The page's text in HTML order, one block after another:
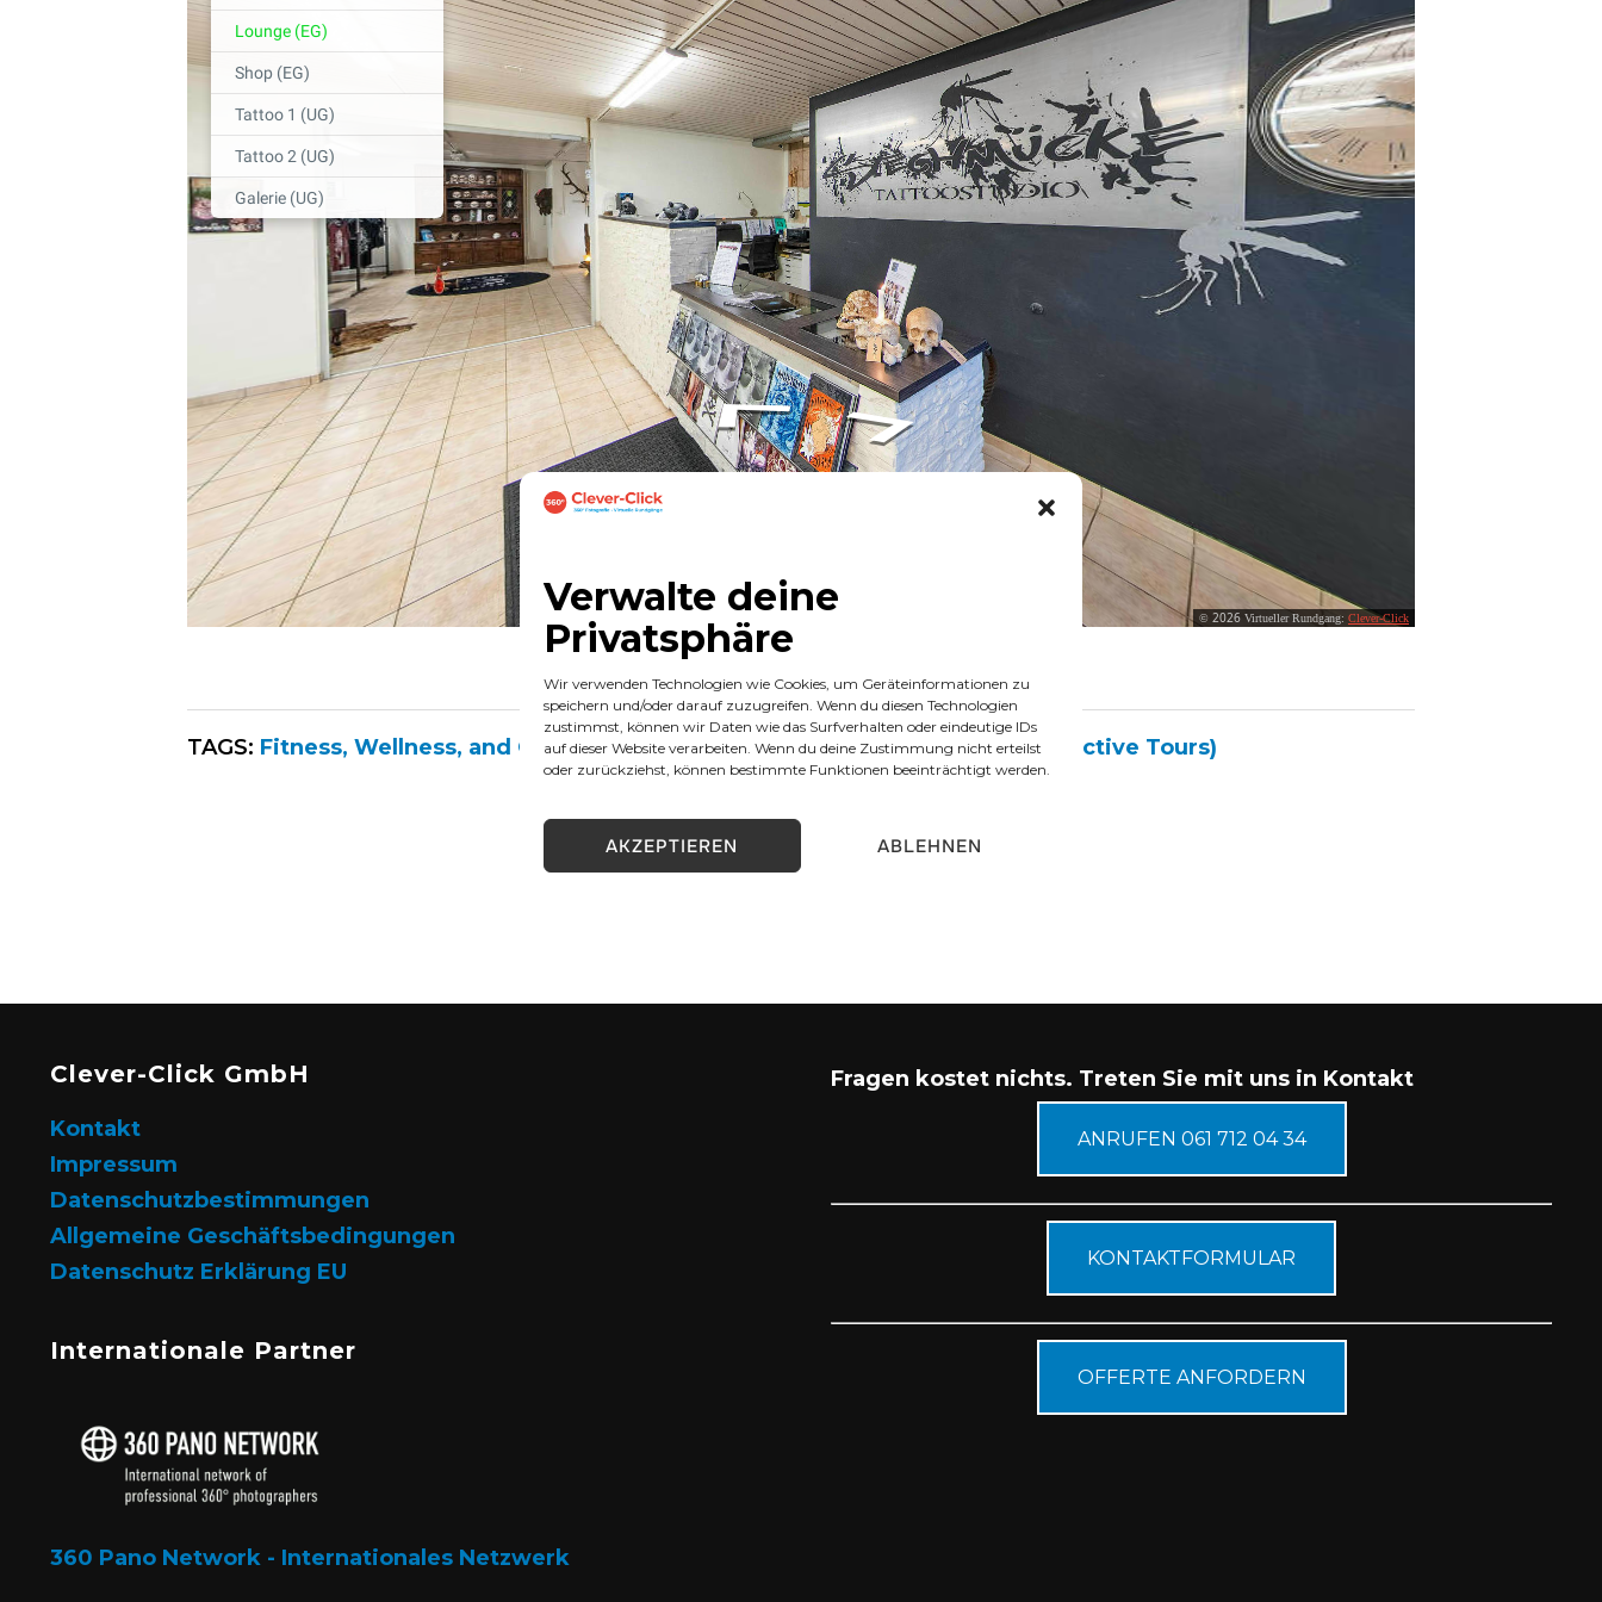
Verwalte deine
Privatsphäre
Wir verwenden Technologien wie Cookies, um Geräteinformationen zu
speichern und/oder darauf zuzugreifen. Wenn du diesen Technologien
zustimmst, können wir Daten wie das Surfverhalten oder eindeutige IDs
auf dieser Website verarbeiten. Wenn du deine Zustimmung nicht erteilst
oder zurückziehst, können bestimmte Funktionen beeinträchtigt werden.
AKZEPTIEREN ABLEHNEN
TAGS: Fitness, Wellness, and Cosmetics, Tattoo Studios, TourEXTENDER (Interactive Tours)
Clever-Click GmbH
Kontakt
Impressum
Datenschutzbestimmungen
Allgemeine Geschäftsbedingungen
Datenschutz Erklärung EU
Internationale Partner
360 Pano Network - Internationales Netzwerk
Fragen kostet nichts. Treten Sie mit uns in Kontakt
ANRUFEN 061 712 04 34
KONTAKTFORMULAR
OFFERTE ANFORDERN